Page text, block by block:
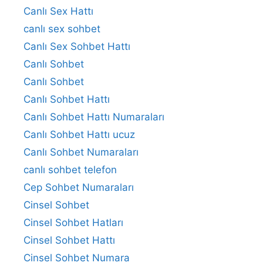
Canlı Sex Hattı
canlı sex sohbet
Canlı Sex Sohbet Hattı
Canlı Sohbet
Canlı Sohbet
Canlı Sohbet Hattı
Canlı Sohbet Hattı Numaraları
Canlı Sohbet Hattı ucuz
Canlı Sohbet Numaraları
canlı sohbet telefon
Cep Sohbet Numaraları
Cinsel Sohbet
Cinsel Sohbet Hatları
Cinsel Sohbet Hattı
Cinsel Sohbet Numara